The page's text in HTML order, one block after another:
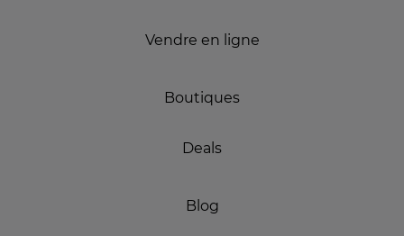
Vendre en ligne
Boutiques
Deals
Blog